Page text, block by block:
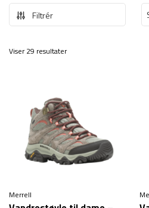
Filtrér
Viser 29 resultater
Merrell